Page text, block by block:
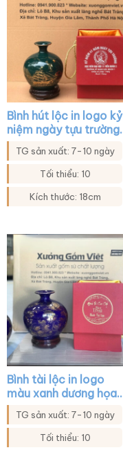
Bình hút lộc in logo kỷ
niệm ngày tựu trường
màu xanh lá họa tiết
thuận buồm xuôi gió
XG-BHL33
TG sản xuất: 7-10 ngày
Tối thiểu: 10
Kích thước: 18cm
Bình tài lộc in logo
màu xanh dương họa
tiết cửu ngư quần hội
XG-BHL41
TG sản xuất: 7-10 ngày
Tối thiểu: 10